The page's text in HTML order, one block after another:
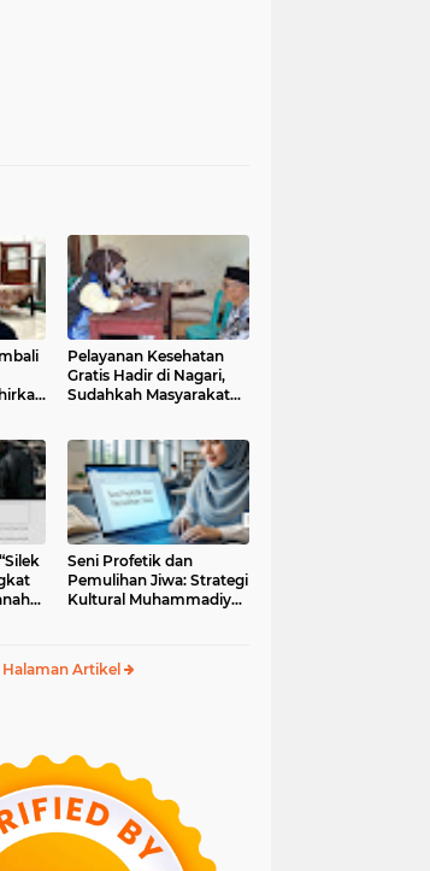
Pelayanan Kesehatan
Gratis Hadir di Nagari,
Sudahkah Masyarakat
Seni Profetik dan
Pemulihan Jiwa: Strategi
Kultural Muhammadiyah
Halaman Artikel